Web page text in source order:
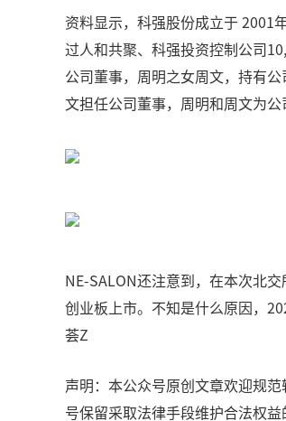
资料显示，科强股份成立于 2001
过人和共聚、科强投资控制公司
公司董事，周明之女周文，持有
文担任公司董事，周明和周文为
NE-SALON还注意到，在本次北
创业板上市。不知是什么原因，
荟Z
声明：本公众号原创文章欢迎规
号保留采取法律手段维护合法权益